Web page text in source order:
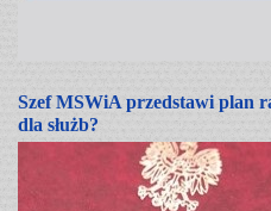
Szef MSWiA przedstawi plan
dla służb?